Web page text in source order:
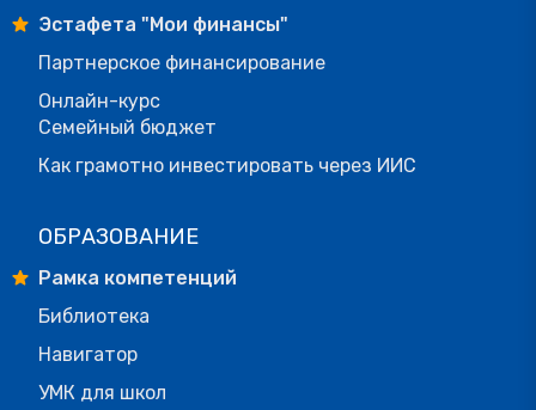
Эстафета "Мои финансы"
Партнерское финансирование
Онлайн-курс
Семейный бюджет
Как грамотно инвестировать через ИИС
ОБРАЗОВАНИЕ
Рамка компетенций
Библиотека
Навигатор
УМК для школ